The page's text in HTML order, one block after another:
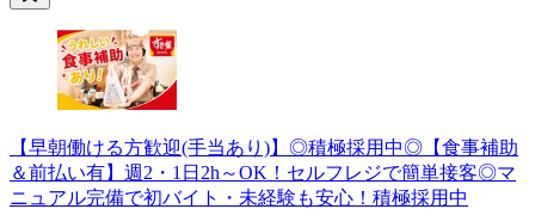
【早朝働ける方歓迎(手当あり)】◎積極採用中◎【食事補助
＆前払い有】週2・1日2h～OK！セルフレジで簡単接客◎マ
ニュアル完備で初バイト・未経験も安心！積極採用中